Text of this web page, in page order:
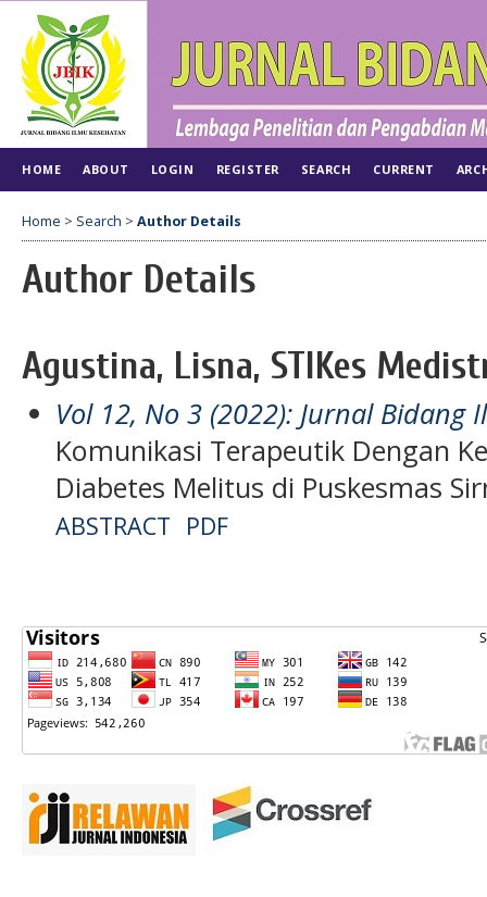
HOME ABOUT LOGIN REGISTER SEARCH CURRENT
Home > Search > Author Details
Author Details
Agustina, Lisna, STIKes
Vol 12, No 3 (2022): Jurnal Bidang
Komunikasi Terapeutik Dengan
Diabetes Melitus di Puskesmas
ABSTRACT PDF